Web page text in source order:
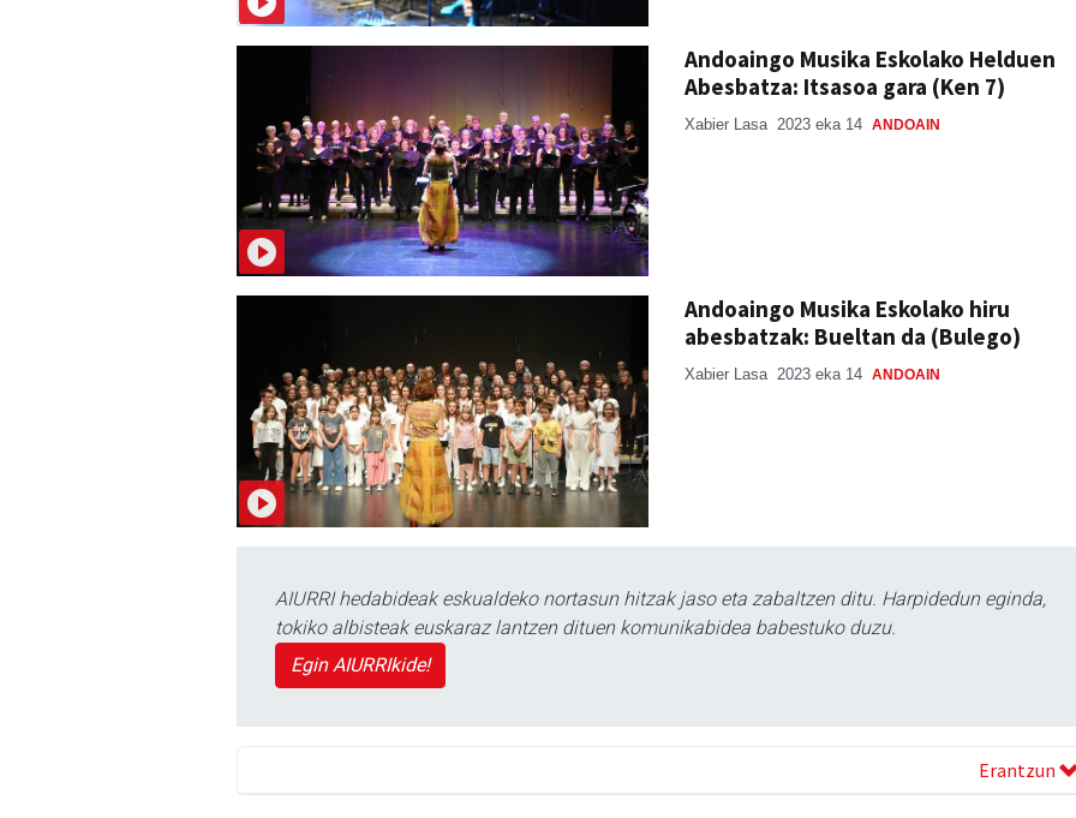
Andoaingo Musika Eskolako Helduen
Abesbatza: Itsasoa gara (Ken 7)
Xabier Lasa 2023 eka 14 ANDOAIN
Andoaingo Musika Eskolako hiru
abesbatzak: Bueltan da (Bulego)
Xabier Lasa 2023 eka 14 ANDOAIN
AIURRI hedabideak eskualdeko nortasun hitzak jaso eta zabaltzen ditu. Harpidedun eginda,
tokiko albisteak euskaraz lantzen dituen komunikabidea babestuko duzu.
Egin AIURRIkide!
Erantzun